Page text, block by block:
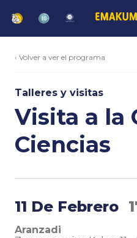
‹ Volver a ver el programa
Talleres y visitas
Visita a la
Ciencias
11 De Febrero
Aranzadi